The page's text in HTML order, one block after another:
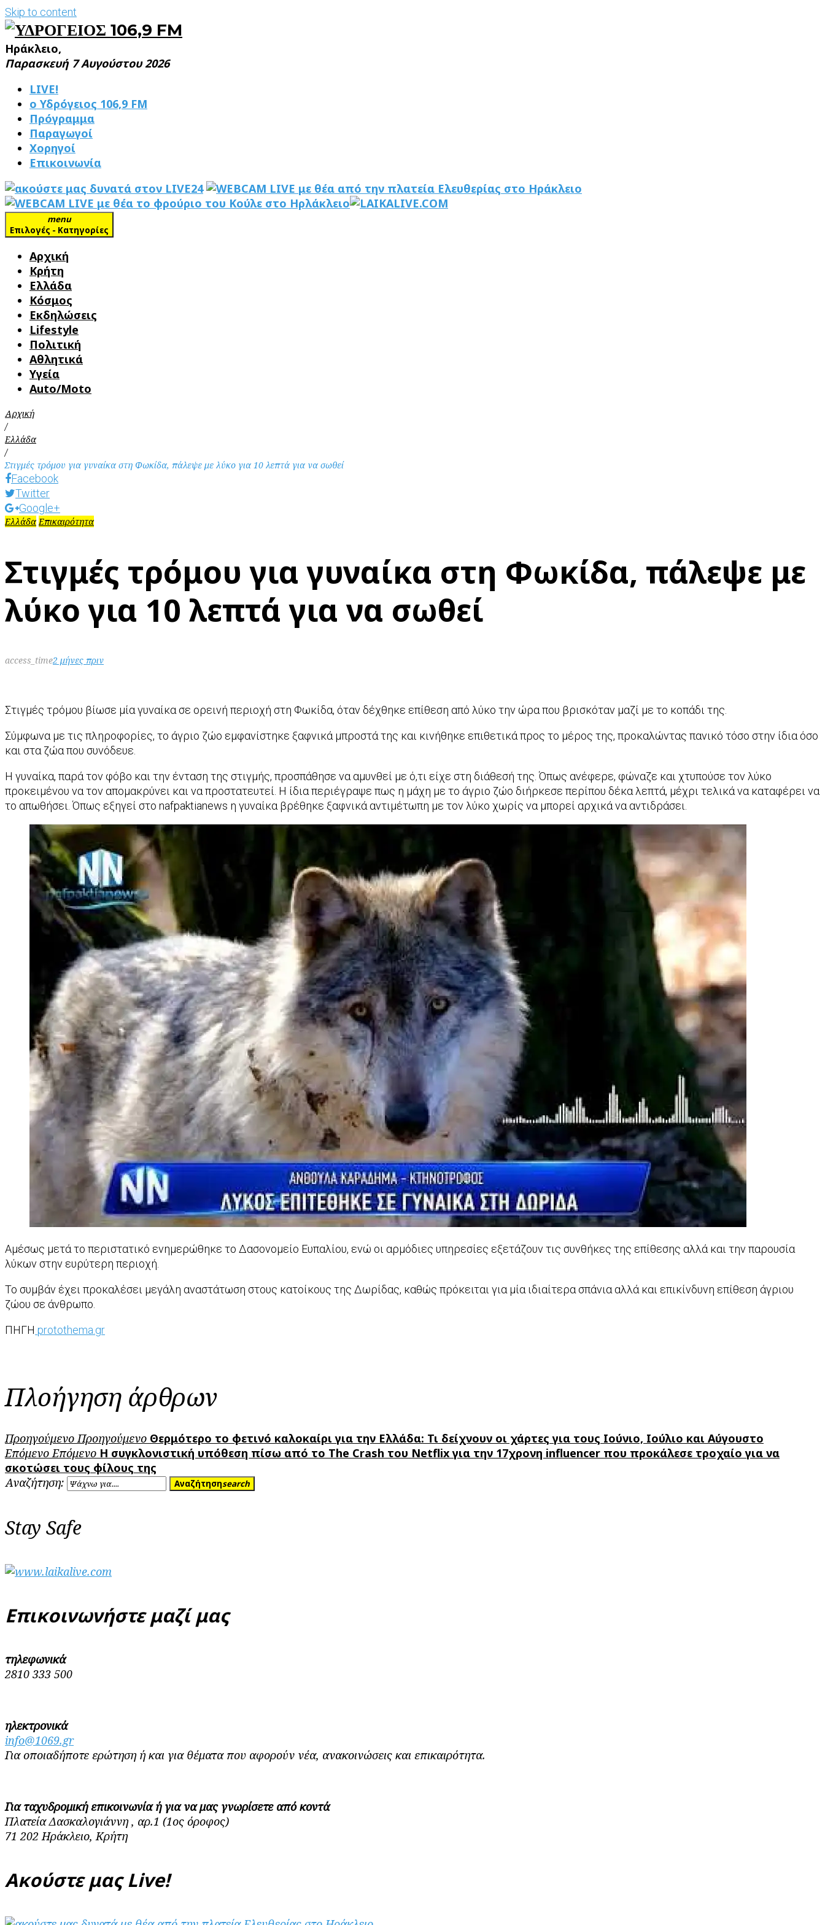
Skip to content
Ηράκλειο,
Παρασκευή 7 Αυγούστου 2026
LIVE!
ο Υδρόγειος 106,9 FM
Πρόγραμμα
Παραγωγοί
Χορηγοί
Επικοινωνία
menu
Επιλογές - Κατηγορίες
Αρχική
Κρήτη
Ελλάδα
Κόσμος
Εκδηλώσεις
Lifestyle
Πολιτική
Αθλητικά
Υγεία
Auto/Moto
Αρχική
/
Ελλάδα
/
Στιγμές τρόμου για γυναίκα στη Φωκίδα, πάλεψε με λύκο για 10 λεπτά για να σωθεί
Facebook
Twitter
Google+
Ελλάδα Επικαιρότητα
Στιγμές τρόμου για γυναίκα στη Φωκίδα, πάλεψε με
λύκο για 10 λεπτά για να σωθεί
access_time2 μήνες πριν
Στιγμές τρόμου βίωσε μία γυναίκα σε ορεινή περιοχή στη Φωκίδα, όταν δέχθηκε επίθεση από λύκο την ώρα που βρισκόταν μαζί με το κοπάδι της.
Σύμφωνα με τις πληροφορίες, το άγριο ζώο εμφανίστηκε ξαφνικά μπροστά της και κινήθηκε επιθετικά προς το μέρος της, προκαλώντας πανικό τόσο στην ίδια όσο
και στα ζώα που συνόδευε.
Η γυναίκα, παρά τον φόβο και την ένταση της στιγμής, προσπάθησε να αμυνθεί με ό,τι είχε στη διάθεσή της. Όπως ανέφερε, φώναζε και χτυπούσε τον λύκο
προκειμένου να τον απομακρύνει και να προστατευτεί. Η ίδια περιέγραψε πως η μάχη με το άγριο ζώο διήρκεσε περίπου δέκα λεπτά, μέχρι τελικά να καταφέρει να
το απωθήσει. Όπως εξηγεί στο nafpaktianews η γυναίκα βρέθηκε ξαφνικά αντιμέτωπη με τον λύκο χωρίς να μπορεί αρχικά να αντιδράσει.
Αμέσως μετά το περιστατικό ενημερώθηκε το Δασονομείο Ευπαλίου, ενώ οι αρμόδιες υπηρεσίες εξετάζουν τις συνθήκες της επίθεσης αλλά και την παρουσία
λύκων στην ευρύτερη περιοχή.
Το συμβάν έχει προκαλέσει μεγάλη αναστάτωση στους κατοίκους της Δωρίδας, καθώς πρόκειται για μία ιδιαίτερα σπάνια αλλά και επικίνδυνη επίθεση άγριου
ζώου σε άνθρωπο.
ΠΗΓΗ protothema.gr
Πλοήγηση άρθρων
Προηγούμενο Προηγούμενο Θερμότερο το φετινό καλοκαίρι για την Ελλάδα: Τι δείχνουν οι χάρτες για τους Ιούνιο, Ιούλιο και Αύγουστο
Επόμενο Επόμενο Η συγκλονιστική υπόθεση πίσω από το The Crash του Netflix για την 17χρονη influencer που προκάλεσε τροχαίο για να
σκοτώσει τους φίλους της
Αναζήτηση:
Αναζήτησηsearch
Stay Safe
Επικοινωνήστε μαζί μας
τηλεφωνικά
2810 333 500
ηλεκτρονικά
info@1069.gr
Για οποιαδήποτε ερώτηση ή και για θέματα που αφορούν νέα, ανακοινώσεις και επικαιρότητα.
Για ταχυδρομική επικοινωνία ή για να μας γνωρίσετε από κοντά
Πλατεία Δασκαλογιάννη , αρ.1 (1ος όροφος)
71 202 Ηράκλειο, Κρήτη
Ακούστε μας Live!